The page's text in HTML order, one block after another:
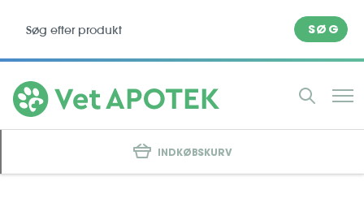
SØG
INDKØBSKURV